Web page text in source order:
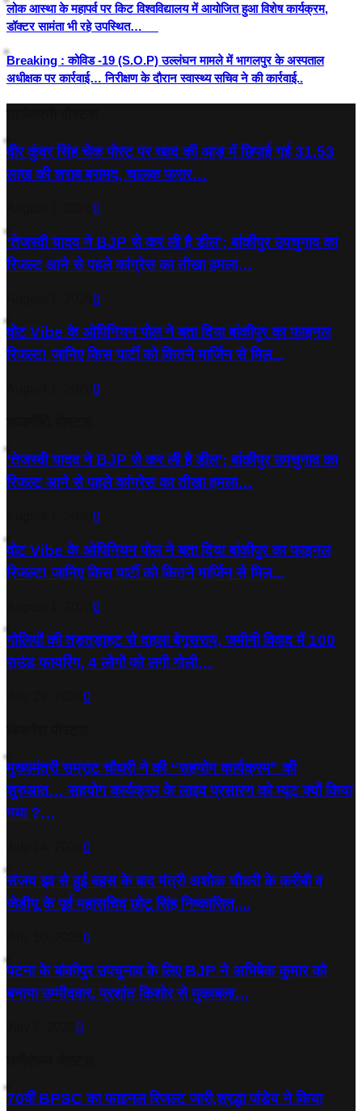
लोक आस्था के महापर्व पर किट विश्वविद्यालय में आयोजित हुआ विशेष कार्यक्रम,
डॉक्टर सामंता भी रहे उपस्थित…
Breaking : कोविड -19 (S.O.P) उल्लंघन मामले में भागलपुर के अस्पताल
अधीक्षक पर कार्रवाई… निरीक्षण के दौरान स्वास्थ्य सचिव ने की कार्रवाई..
वीर कुंवर सिंह चेक पोस्ट पर खाद की आड़ में छिपाई गई 31.53
लाख की शराब बरामद, चालक फरार…
0
‘तेजस्‍वी यादव ने BJP से कर ली है डील’; बांकीपुर उपचुनाव का
रिजल्‍ट आने से पहले कांग्रेस का तीखा हमला…
0
वोट Vibe के ओपिनियन पोल ने बता दिया बांकीपुर का फाइनल
रिजल्ट! जानिए किस पार्टी को कितने मार्जिन से मिल...
0
‘तेजस्‍वी यादव ने BJP से कर ली है डील’; बांकीपुर उपचुनाव का
रिजल्‍ट आने से पहले कांग्रेस का तीखा हमला…
0
वोट Vibe के ओपिनियन पोल ने बता दिया बांकीपुर का फाइनल
रिजल्ट! जानिए किस पार्टी को कितने मार्जिन से मिल...
0
गोलियों की तड़तड़ाहट से दहला बेगूसराय, जमीनी विवाद में 100
राउंड फायरिंग, 4 लोगों को लगी गोली…
0
मुख्यमंत्री सम्राट चौधरी ने की “सहयोग कार्यक्रम” की
शुरुआत… सहयोग कार्यक्रम के लाइव प्रसारण को म्यूट क्यों किया
गया ?…
0
संजय झा से हुई बहस के बाद मंत्री अशोक चौधरी के करीबी व
जेडीयू के पूर्व महासचिव छोटू सिंह निष्कासित,...
0
पटना के बांकीपुर उपचुनाव के लिए BJP ने अभिषेक कुमार को
बनाया उम्मीदवार, प्रशांत किशोर से मुकाबला…
0
70वीं BPSC का फाइनल रिजल्ट जारी,श्रद्धा पांडेय ने किया